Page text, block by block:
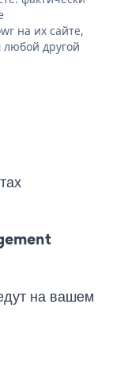
на их сайте,
другой
на вашем